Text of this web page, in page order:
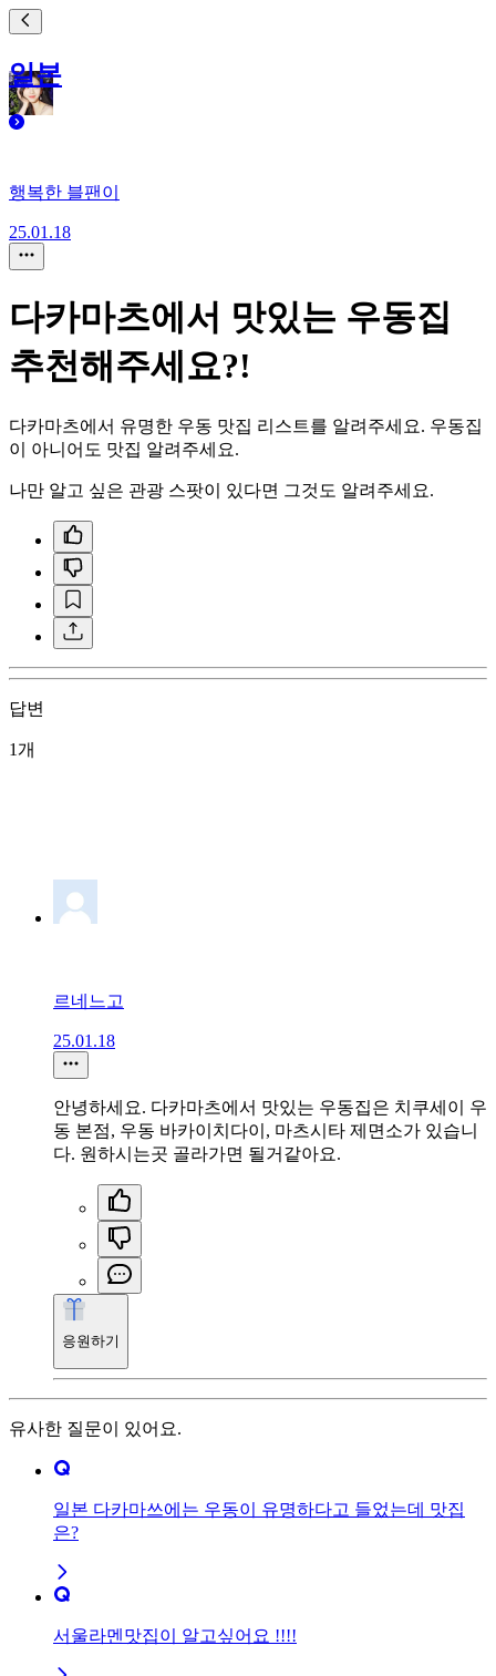
일본
행복한 블팬이
25.01.18
다카마츠에서 맛있는 우동집
추천해주세요?!
다카마츠에서 유명한 우동 맛집 리스트를 알려주세요. 우동집
이 아니어도 맛집 알려주세요.
나만 알고 싶은 관광 스팟이 있다면 그것도 알려주세요.
답변
1개
르네느고
25.01.18
안녕하세요. 다카마츠에서 맛있는 우동집은 치쿠세이 우
동 본점, 우동 바카이치다이, 마츠시타 제면소가 있습니
다. 원하시는곳 골라가면 될거같아요.
응원하기
유사한 질문이 있어요.
일본 다카마쓰에는 우동이 유명하다고 들었는데 맛집
은?
서울라멘맛집이 알고싶어요 !!!!